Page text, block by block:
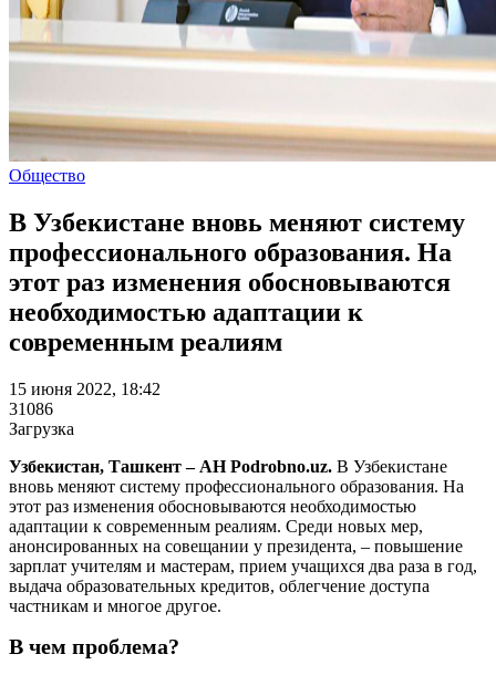
Общество
В Узбекистане вновь меняют систему
профессионального образования. На
этот раз изменения обосновываются
необходимостью адаптации к
современным реалиям
15 июня 2022, 18:42
31086
Загрузка
Узбекистан, Ташкент – АН Podrobno.uz. В Узбекистане
вновь меняют систему профессионального образования. На
этот раз изменения обосновываются необходимостью
адаптации к современным реалиям. Среди новых мер,
анонсированных на совещании у президента, – повышение
зарплат учителям и мастерам, прием учащихся два раза в год,
выдача образовательных кредитов, облегчение доступа
частникам и многое другое.
В чем проблема?